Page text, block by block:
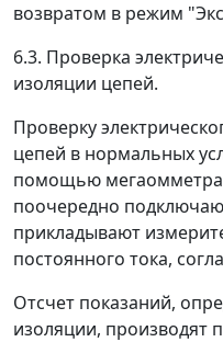
возвратом в режим
6.3. Проверка
изоляции цепей.
Проверку
цепей в нормальных
помощью
поочередно
прикладывают
постоянного тока,
Отсчет показаний,
изоляции, производят